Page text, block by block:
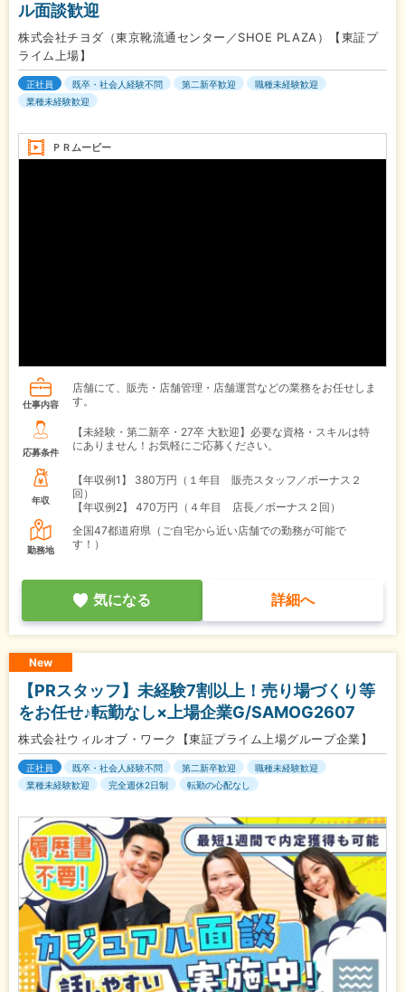
ル面談歓迎
株式会社チヨダ（東京靴流通センター／SHOE PLAZA）【東証プ
ライム上場】
正社員 既卒・社会人経験不問 第二新卒歓迎
職種未経験歓迎
業種未経験歓迎
ＰＲムービー
仕事内容
店舗にて、販売・店舗管理・店舗運営などの業務をお任せしま
す。
応募条件
【未経験・第二新卒・27卒 大歓迎】必要な資格・スキルは特
にありません！お気軽にご応募ください。
年収
【年収例1】
380万円（１年目 販売スタッフ／ボーナス２
回）
【年収例2】
470万円（４年目 店長／ボーナス２回）
勤務地
全国47都道府県（ご自宅から近い店舗での勤務が可能で
す！）
気になる 詳細へ
New
【PRスタッフ】未経験7割以上！売り場づくり等
をお任せ♪転勤なし×上場企業G/SAMOG2607
株式会社ウィルオブ・ワーク【東証プライム上場グループ企業】
正社員 既卒・社会人経験不問 第二新卒歓迎
職種未経験歓迎
業種未経験歓迎
完全週休2日制 転勤の心配なし